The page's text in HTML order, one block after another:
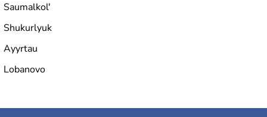
Saumalkol'
Shukurlyuk
Ayyrtau
Lobanovo